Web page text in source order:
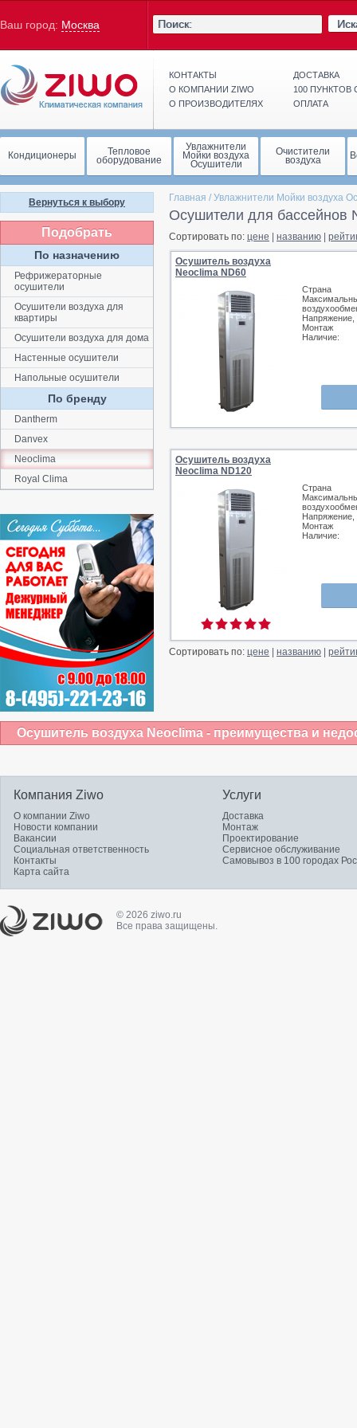
Ваш город: Москва
КОНТАКТЫ
О КОМПАНИИ ZIWO
О ПРОИЗВОДИТЕЛЯХ
ДОСТАВКА
100
ОПЛАТА
Кондиционеры Тепловое
оборудование
Увлажнители
Мойки воздуха
Осушители
Очистители
воздуха
Главная / Увлажнители Мойки воздуха
Осушители для бассейнов
Сортировать по: цене названию
Осушитель воздуха
Neoclima ND60
Страна
Напряжение,
Монтаж
Наличие:
Осушитель воздуха
Neoclima ND120
Страна
Напряжение,
Монтаж
Наличие:
Сортировать по: цене названию
Вернуться к выбору
Подобрать
По назначению
Рефрижераторные
осушители
Осушители воздуха для
квартиры
Осушители воздуха для дома
Настенные осушители
Напольные осушители
По бренду
Dantherm
Danvex
Neoclima
Royal Clima
Осушитель воздуха Neoclima - преимущества и
Компания Ziwo
О компании Ziwo
Новости компании
Вакансии
Социальная ответственность
Контакты
Карта сайта
Услуги
Доставка
Монтаж
Проектирование
Сервисное обслуживание
Самовывоз в 100 городах
© 2026 ziwo.ru
Все права защищены.